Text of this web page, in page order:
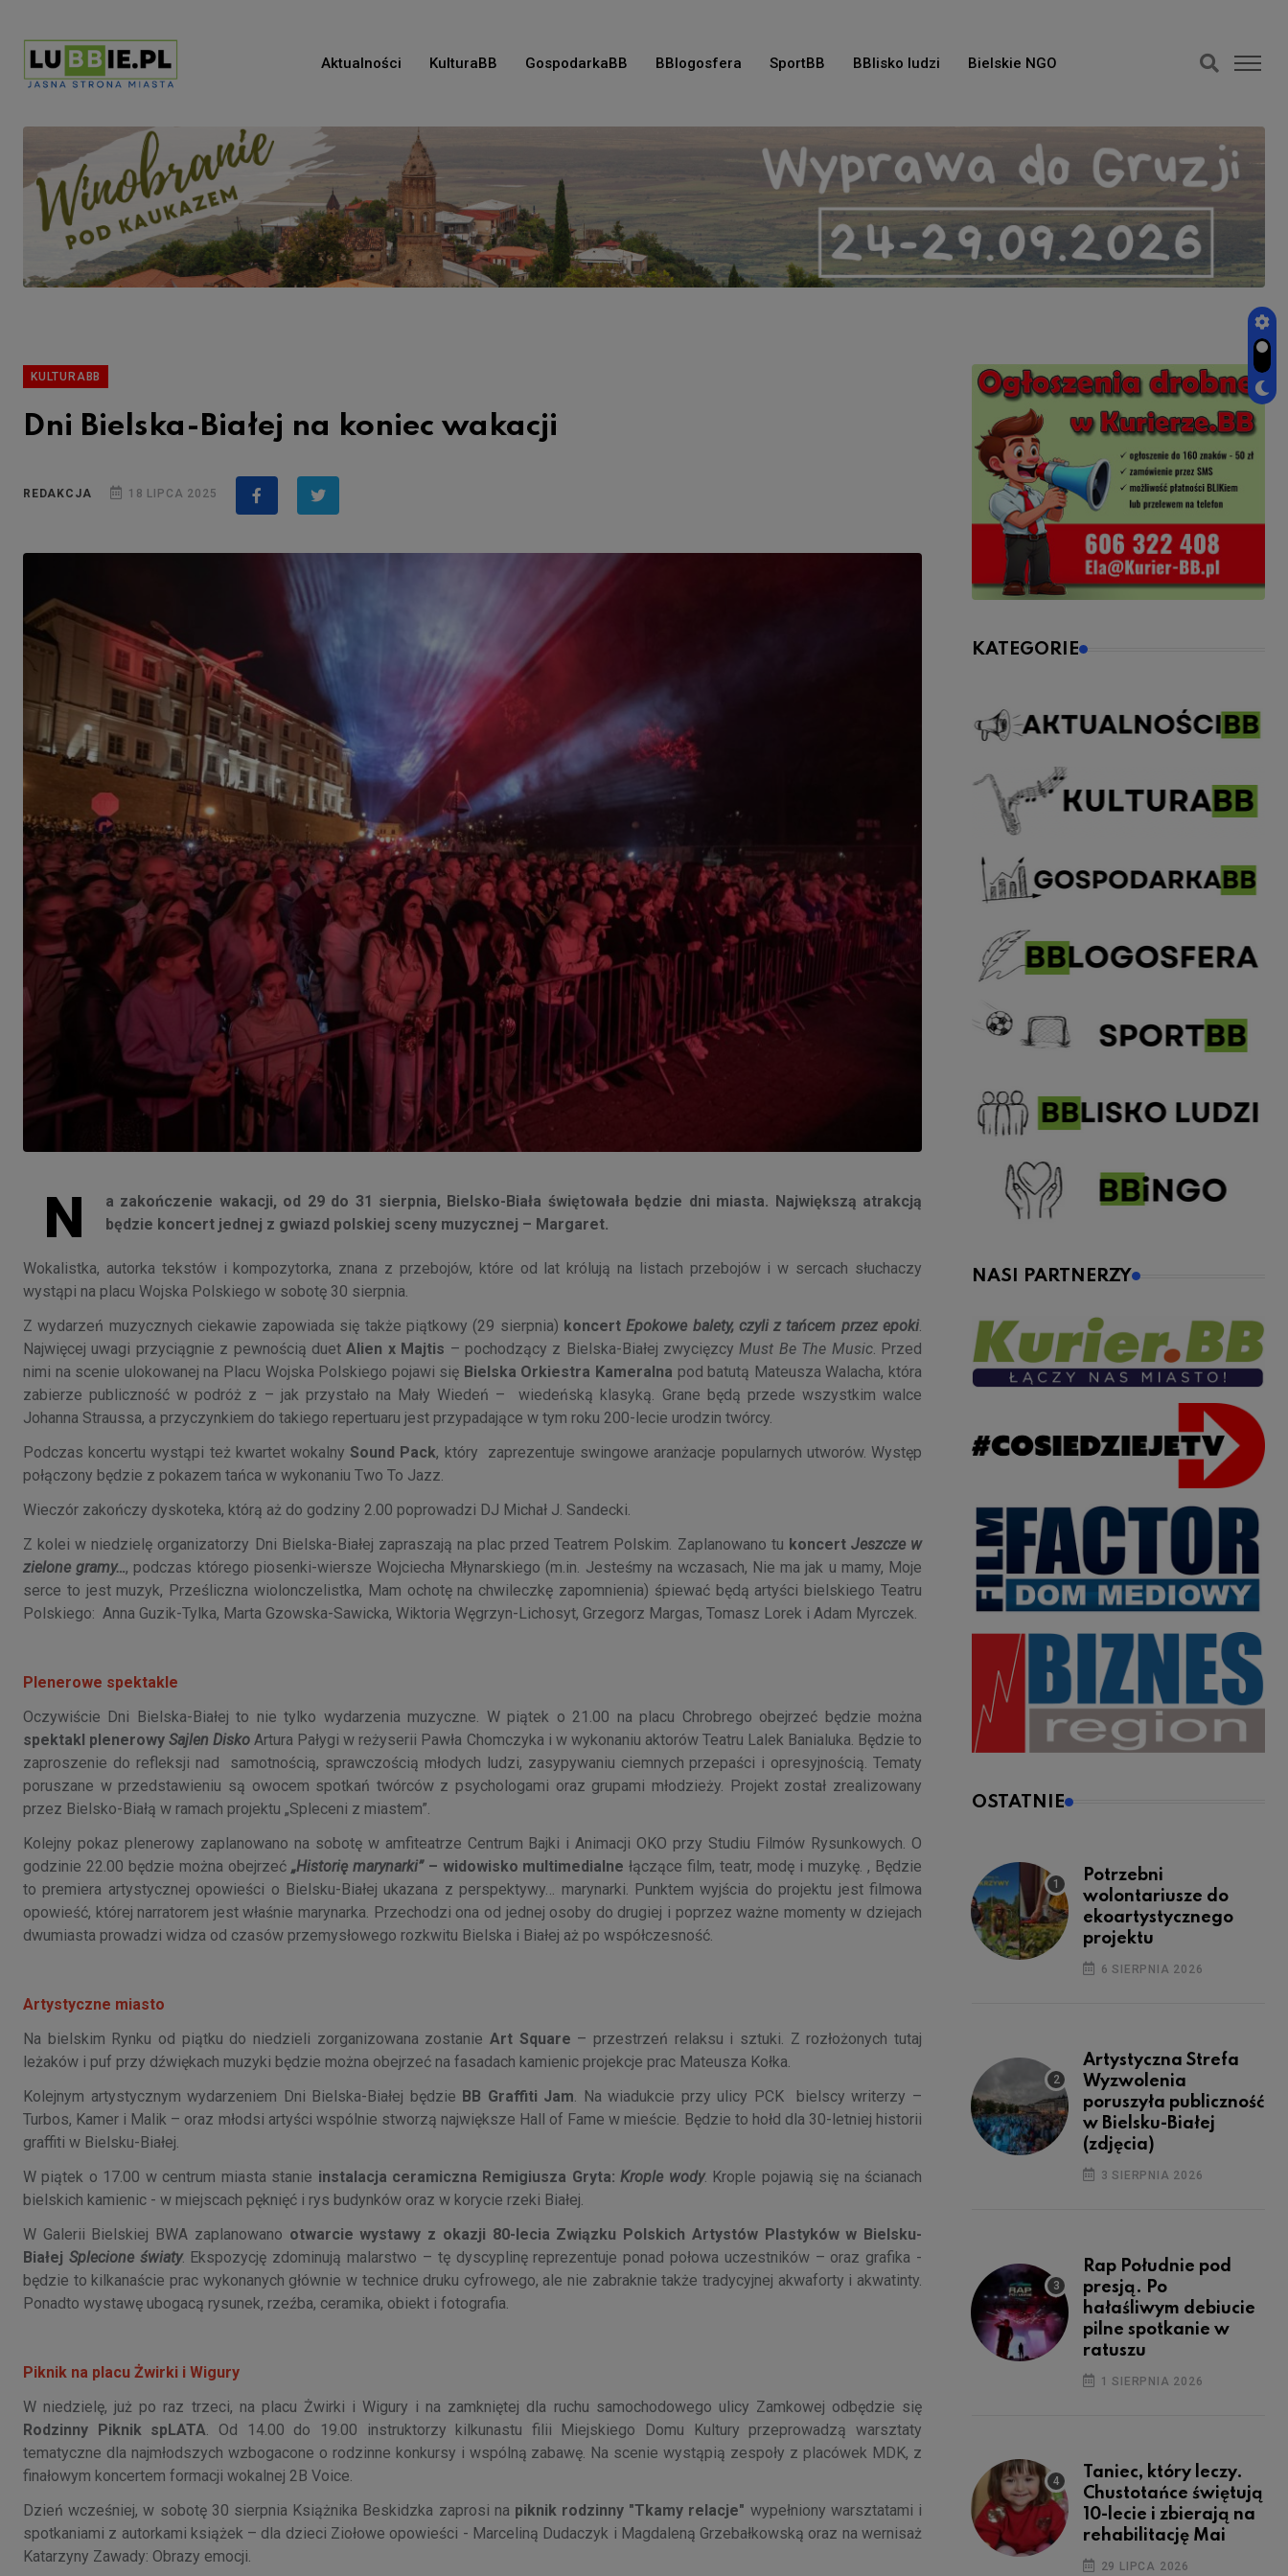
Aktualności KulturaBB GospodarkaBB BBlogosfera SportBB BBlisko ludzi Bielskie NGO
KULTURABB
Dni Bielska-Białej na koniec wakacji
REDAKCJA 18 LIPCA 2025
N
a zakończenie wakacji, od 29 do 31 sierpnia, Bielsko-Biała świętowała będzie dni miasta. Największą atrakcją
będzie koncert jednej z gwiazd polskiej sceny muzycznej – Margaret.
Wokalistka, autorka tekstów i kompozytorka, znana z przebojów, które od lat królują na listach przebojów i w sercach słuchaczy
wystąpi na placu Wojska Polskiego w sobotę 30 sierpnia.
Z wydarzeń muzycznych ciekawie zapowiada się także piątkowy (29 sierpnia) koncertEpokowe balety, czyli z tańcem przez epoki.
Najwięcej uwagi przyciągnie z pewnością duetAlien x Majtis – pochodzący z Bielska-Białej zwycięzcyMust Be The Music. Przed
nimi na scenie ulokowanej na Placu Wojska Polskiego pojawi się Bielska Orkiestra Kameralna pod batutą Mateusza Walacha, która
zabierze publiczność w podróż z – jak przystało na Mały Wiedeń – wiedeńską klasyką. Grane będą przede wszystkim walce
Johanna Straussa, a przyczynkiem do takiego repertuaru jest przypadające w tym roku 200-lecie urodzin twórcy.
Podczas koncertu wystąpi też kwartet wokalnySound Pack, który zaprezentuje swingowe aranżacje popularnych utworów. Występ
połączony będzie z pokazem tańca w wykonaniu Two To Jazz.
Wieczór zakończy dyskoteka, którą aż do godziny 2.00 poprowadzi DJ Michał J. Sandecki.
Z kolei w niedzielę organizatorzy Dni Bielska-Białej zapraszają na plac przed Teatrem Polskim. Zaplanowano tu koncert Jeszcze w
zielone gramy…, podczas którego piosenki-wiersze Wojciecha Młynarskiego (m.in. Jesteśmy na wczasach, Nie ma jak u mamy, Moje
serce to jest muzyk, Prześliczna wiolonczelistka, Mam ochotę na chwileczkę zapomnienia) śpiewać będą artyści bielskiego Teatru
Polskiego: Anna Guzik-Tylka, Marta Gzowska-Sawicka, Wiktoria Węgrzyn-Lichosyt, Grzegorz Margas, Tomasz Lorek i Adam Myrczek.
Plenerowe spektakle
Oczywiście Dni Bielska-Białej to nie tylko wydarzenia muzyczne. W piątek o 21.00 na placu Chrobrego obejrzeć będzie można
spektakl plenerowy Sajlen Disko Artura Pałygi w reżyserii Pawła Chomczyka i w wykonaniu aktorów Teatru Lalek Banialuka. Będzie to
zaproszenie do refleksji nad samotnością, sprawczością młodych ludzi, zasypywaniu ciemnych przepaści i opresyjnością. Tematy
poruszane w przedstawieniu są owocem spotkań twórców z psychologami oraz grupami młodzieży. Projekt został zrealizowany
przez Bielsko-Białą w ramach projektu „Spleceni z miastem”.
Kolejny pokaz plenerowy zaplanowano na sobotę w amfiteatrze Centrum Bajki i Animacji OKO przy Studiu Filmów Rysunkowych. O
godzinie 22.00 będzie można obejrzeć „Historię marynarki”– widowisko multimedialne łączące film, teatr, modę i muzykę. , Będzie
to premiera artystycznej opowieści o Bielsku-Białej ukazana z perspektywy… marynarki. Punktem wyjścia do projektu jest filmowa
opowieść, której narratorem jest właśnie marynarka. Przechodzi ona od jednej osoby do drugiej i poprzez ważne momenty w dziejach
dwumiasta prowadzi widza od czasów przemysłowego rozkwitu Bielska i Białej aż po współczesność.
Artystyczne miasto
Na bielskim Rynku od piątku do niedzieli zorganizowana zostanie Art Square – przestrzeń relaksu i sztuki. Z rozłożonych tutaj
leżaków i puf przy dźwiękach muzyki będzie można obejrzeć na fasadach kamienic projekcje prac Mateusza Kołka.
Kolejnym artystycznym wydarzeniem Dni Bielska-Białej będzie BB Graffiti Jam. Na wiadukcie przy ulicy PCK bielscy writerzy –
Turbos, Kamer i Malik – oraz młodsi artyści wspólnie stworzą największe Hall of Fame w mieście. Będzie to hołd dla 30-letniej historii
graffiti w Bielsku-Białej.
W piątek o 17.00 w centrum miasta stanie instalacja ceramiczna Remigiusza Gryta:Krople wody. Krople pojawią się na ścianach
bielskich kamienic - w miejscach pęknięć i rys budynków oraz w korycie rzeki Białej.
W Galerii Bielskiej BWA zaplanowano otwarcie wystawy z okazji 80-lecia Związku Polskich Artystów Plastyków w Bielsku-
Białej Splecione światy. Ekspozycję zdominują malarstwo – tę dyscyplinę reprezentuje ponad połowa uczestników – oraz grafika -
będzie to kilkanaście prac wykonanych głównie w technice druku cyfrowego, ale nie zabraknie także tradycyjnej akwaforty i akwatinty.
Ponadto wystawę ubogacą rysunek, rzeźba, ceramika, obiekt i fotografia.
Piknik na placu Żwirki i Wigury
W niedzielę, już po raz trzeci, na placu Żwirki i Wigury i na zamkniętej dla ruchu samochodowego ulicy Zamkowej odbędzie się
Rodzinny Piknik spLATA. Od 14.00 do 19.00 instruktorzy kilkunastu filii Miejskiego Domu Kultury przeprowadzą warsztaty
tematyczne dla najmłodszych wzbogacone o rodzinne konkursy i wspólną zabawę. Na scenie wystąpią zespoły z placówek MDK, z
finałowym koncertem formacji wokalnej 2B Voice.
Dzień wcześniej, w sobotę 30 sierpnia Książnika Beskidzka zaprosi na piknik rodzinny "Tkamy relacje" wypełniony warsztatami i
spotkaniami z autorkami książek – dla dzieci Ziołowe opowieści - Marceliną Dudaczyk i Magdaleną Grzebałkowską oraz na wernisaż
Katarzyny Zawady: Obrazy emocji.
KATEGORIE
NASI PARTNERZY
OSTATNIE
Potrzebni
wolontariusze do
ekoartystycznego
projektu
6 SIERPNIA 2026
Artystyczna Strefa
Wyzwolenia
poruszyła publiczność
w Bielsku-Białej
(zdjęcia)
3 SIERPNIA 2026
Rap Południe pod
presją. Po
hałaśliwym debiucie
pilne spotkanie w
ratuszu
1 SIERPNIA 2026
Taniec, który leczy.
Chustotańce świętują
10-lecie i zbierają na
rehabilitację Mai
29 LIPCA 2026